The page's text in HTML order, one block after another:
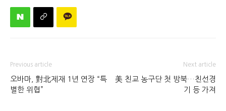
Previous article
오바마, 對北제재 1년 연장 “특
별한 위협”
Next article
美 친교 농구단 첫 방북…친선경
기 등 가져